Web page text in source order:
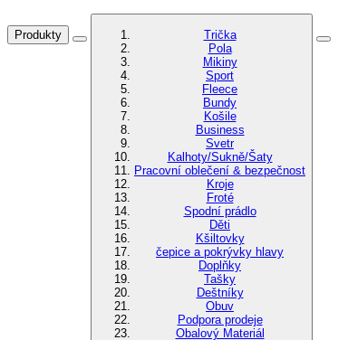
Produkty
Trička
Pola
Mikiny
Sport
Fleece
Bundy
Košile
Business
Svetr
Kalhoty/Sukně/Šaty
Pracovní oblečení & bezpečnost
Kroje
Froté
Spodní prádlo
Děti
Kšiltovky
čepice a pokrývky hlavy
Doplňky
Tašky
Deštníky
Obuv
Podpora prodeje
Obalový Materiál